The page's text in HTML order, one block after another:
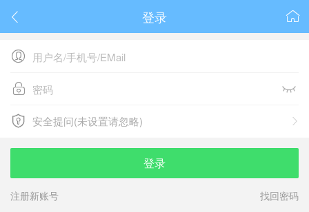
 
登录

 
 
安全提问(未设置请忽略)
安全提问(未设置请忽略)
登录
注册新账号
找回密码